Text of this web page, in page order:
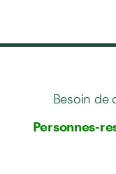
Besoin
Personnes-